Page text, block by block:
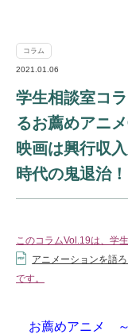
コラム
2021.01.06
学生相談室コ
るお薦めアニ
映画は興行収
時代の鬼退治！
このコラムVol.19は、学
アニメーションを語
です。
お薦めアニメ